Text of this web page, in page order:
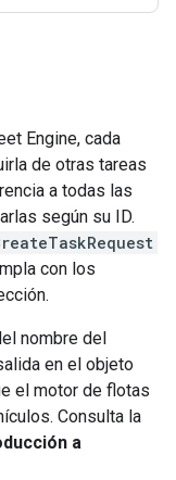
Engine, cada
de otras tareas
a todas las
según su ID.
con los
nombre del
en el objeto
el motor de flotas
Consulta la
a